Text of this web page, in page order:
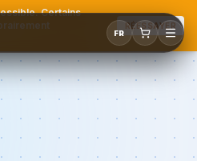
FR
Certains
RÉESSAYER